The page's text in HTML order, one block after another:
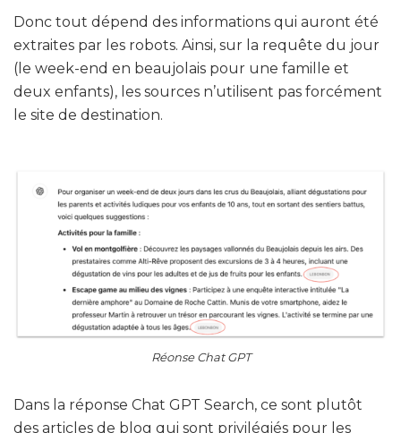
Donc tout dépend des informations qui auront été
extraites par les robots. Ainsi, sur la requête du jour
(le week-end en beaujolais pour une famille et
deux enfants), les sources n’utilisent pas forcément
le site de destination.
Réonse Chat GPT
Dans la réponse Chat GPT Search, ce sont plutôt
des articles de blog qui sont privilégiés pour les